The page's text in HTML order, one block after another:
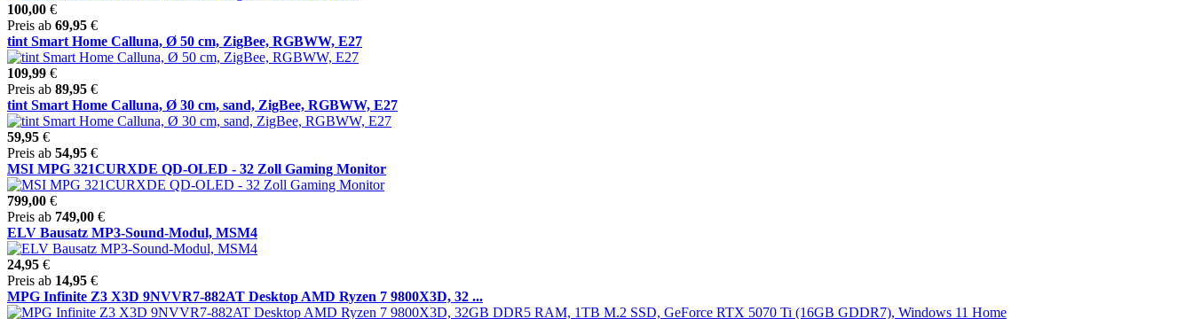
100,00 €
Preis ab 69,95 €
tint Smart Home Calluna, Ø 50 cm, ZigBee, RGBWW, E27
109,99 €
Preis ab 89,95 €
tint Smart Home Calluna, Ø 30 cm, sand, ZigBee, RGBWW, E27
59,95 €
Preis ab 54,95 €
MSI MPG 321CURXDE QD-OLED - 32 Zoll Gaming Monitor
799,00 €
Preis ab 749,00 €
ELV Bausatz MP3-Sound-Modul, MSM4
24,95 €
Preis ab 14,95 €
MPG Infinite Z3 X3D 9NVVR7-882AT Desktop AMD Ryzen 7 9800X3D, 32 ...